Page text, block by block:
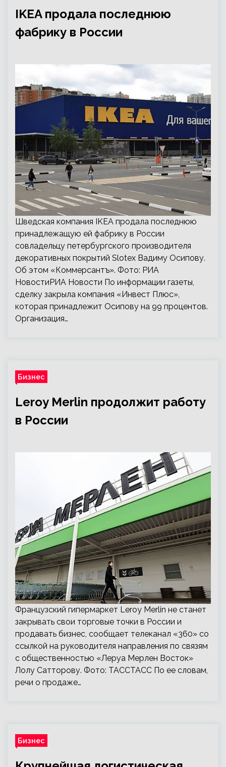
IKEA продала последнюю
фабрику в России
Шведская компания IKEA продала последнюю
принадлежащую ей фабрику в России
совладельцу петербургского производителя
декоративных покрытий Slotex Вадиму Осипову.
Об этом «Коммерсантъ». Фото: РИА
НовостиРИА Новости По информации газеты,
сделку закрыла компания «Инвест Плюс»,
которая принадлежит Осипову на 99 процентов.
Организация…
Бизнес
Leroy Merlin продолжит работу
в России
Французский гипермаркет Leroy Merlin не станет
закрывать свои торговые точки в России и
продавать бизнес, сообщает телеканал «360» со
ссылкой на руководителя направления по связям
с общественностью «Леруа Мерлен Восток»
Лолу Сатторову. Фото: ТАССТАСС По ее словам,
речи о продаже…
Бизнес